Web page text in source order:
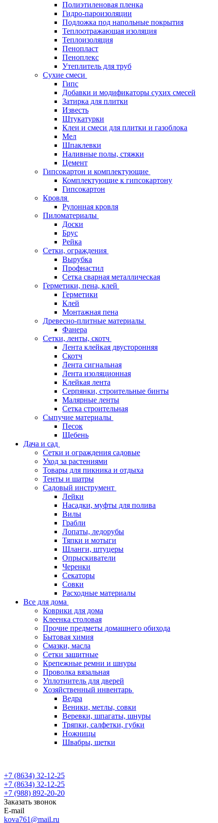
Полиэтиленовая пленка
Гидро-пароизоляции
Подложка под напольные покрытия
Теплоотражающая изоляция
Теплоизоляция
Пенопласт
Пеноплекс
Утеплитель для труб
Сухие смеси
Гипс
Добавки и модификаторы сухих смесей
Затирка для плитки
Известь
Штукатурки
Клеи и смеси для плитки и газоблока
Мел
Шпаклевки
Наливные полы, стяжки
Цемент
Гипсокартон и комплектующие
Комплектующие к гипсокартону
Гипсокартон
Кровля
Рулонная кровля
Пиломатериалы
Доски
Брус
Рейка
Сетки, ограждения
Вырубка
Профнастил
Сетка сварная металлическая
Герметики, пена, клей
Герметики
Клей
Монтажная пена
Древесно-плитные материалы
Фанера
Сетки, ленты, скотч
Лента клейкая двусторонняя
Скотч
Лента сигнальная
Лента изоляционная
Клейкая лента
Серпянки, строительные бинты
Малярные ленты
Сетка строительная
Сыпучие материалы
Песок
Щебень
Дача и сад
Сетки и ограждения садовые
Уход за растениями
Товары для пикника и отдыха
Тенты и шатры
Садовый инструмент
Лейки
Насадки, муфты для полива
Вилы
Грабли
Лопаты, ледорубы
Тяпки и мотыги
Шланги, штуцеры
Опрыскиватели
Черенки
Секаторы
Совки
Расходные материалы
Все для дома
Коврики для дома
Клеенка столовая
Прочие предметы домашнего обихода
Бытовая химия
Смазки, масла
Сетки защитные
Крепежные ремни и шнуры
Проволка вязальная
Уплотнитель для дверей
Хозяйственный инвентарь
Ведра
Веники, метлы, совки
Веревки, шпагаты, шнуры
Тряпки, салфетки, губки
Ножницы
Швабры, щетки
+7 (8634) 32-12-25
+7 (8634) 32-12-25
+7 (988) 892-20-20
Заказать звонок
E-mail
kova761@mail.ru